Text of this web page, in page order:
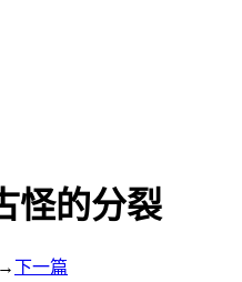
怪的分裂
→下一篇